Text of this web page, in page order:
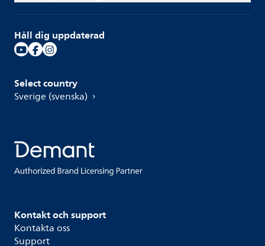
Kontakt och support
Kontakta oss
Support
Håll dig uppdaterad
Select country
Sverige (svenska)